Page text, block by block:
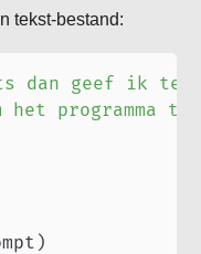
tekst-bestand:
dan geef ik
programma
)